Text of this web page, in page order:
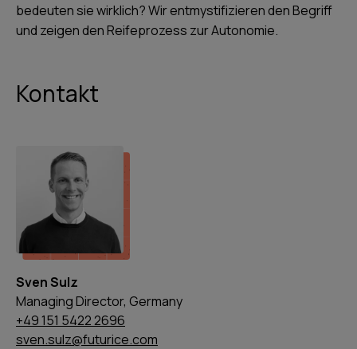
bedeuten sie wirklich? Wir entmystifizieren den Begriff
und zeigen den Reifeprozess zur Autonomie.
Kontakt
Sven Sulz
Managing Director, Germany
+49 151 5422 2696
sven.sulz@futurice.com